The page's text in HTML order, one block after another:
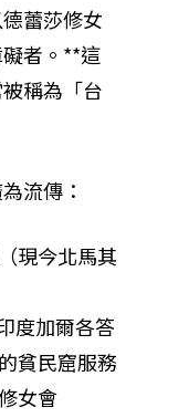
蕾莎修女
者。**這
稱為「台
流傳：
現今北馬其
度加爾各答
貧民窟服務
女會